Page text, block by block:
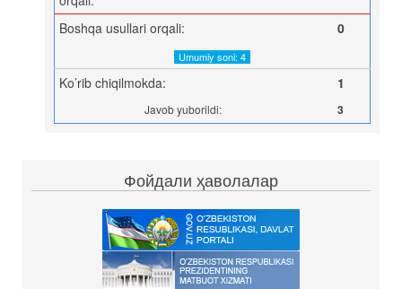
Boshqa usullari orqali: 0
Umumiy soni: 4
Ko’rib chiqilmokda: 1
Javob yuborildi: 3
Фойдали ҳаволалар